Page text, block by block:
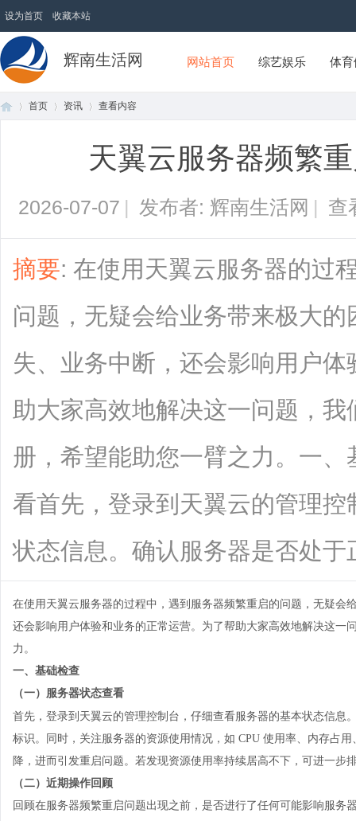
设为首页 收藏本站
辉南生活网 网站首页 综艺娱乐 体
首页 资讯 查看内容
天翼云服务器频繁
2026-07-07 | 发布者: 辉南生活网 | 查
摘要: 在使用天翼云服务器的过
问题，无疑会给业务带来极大
失、业务中断，还会影响用户
助大家高效地解决这一问题，
册，希望能助您一臂之力。一
看首先，登录到天翼云的管理
状态信息。确认服务器是否处于
在使用天翼云服务器的过程中，遇到服务器频繁重启的问题，无疑会
还会影响用户体验和业务的正常运营。为了帮助大家高效地解决这一
力。
一、基础检查
（一）服务器状态查看
首先，登录到天翼云的管理控制台，仔细查看服务器的基本状态信息
标识。同时，关注服务器的资源使用情况，如 CPU 使用率、内存占
降，进而引发重启问题。若发现资源使用率持续居高不下，可进一步
（二）近期操作回顾
回顾在服务器频繁重启问题出现之前，是否进行了任何可能影响服